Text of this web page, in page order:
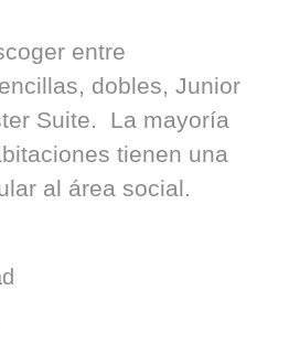
entre
dobles, Junior
Suite. La mayoría
tienen una
al área social.